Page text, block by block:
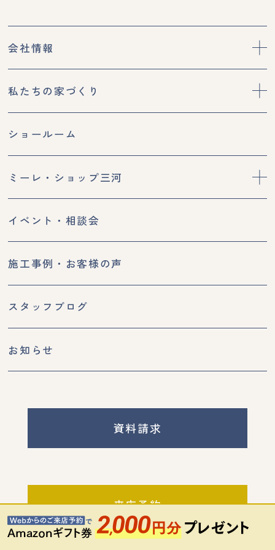
会社情報
私たちの家づくり
ショールーム
ミーレ・ショップ三河
イベント・相談会
施工事例・お客様の声
スタッフブログ
お知らせ
資料請求
来店予約